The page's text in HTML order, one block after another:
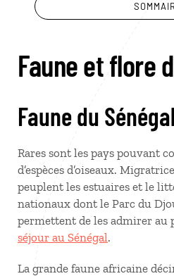
Faune et flore
Faune du Sénégal
Rares sont les pays pouvant
d’espèces d’oiseaux.
peuplent les estuaires et le
nationaux dont le Parc du
permettent de les admirer au
séjour au Sénégal.
La grande faune africaine